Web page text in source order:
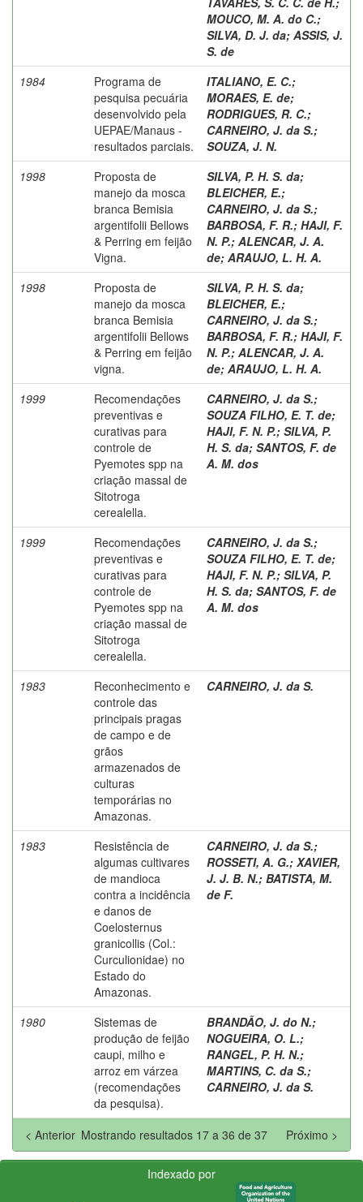
MOUCO, M. A. do C.;
SILVA, D. J. da; ASSIS, J.
S. de
1984
Programa de
pesquisa pecuária
desenvolvido pela
UEPAE/Manaus -
resultados parciais.
ITALIANO, E. C.;
MORAES, E. de;
RODRIGUES, R. C.;
CARNEIRO, J. da S.;
SOUZA, J. N.
1998
Proposta de
manejo da mosca
branca Bemisia
argentifolii Bellows
& Perring em feijão
Vigna.
SILVA, P. H. S. da;
BLEICHER, E.;
CARNEIRO, J. da S.;
BARBOSA, F. R.; HAJI, F.
N. P.; ALENCAR, J. A.
de; ARAUJO, L. H. A.
1998
Proposta de
manejo da mosca
branca Bemisia
argentifolii Bellows
& Perring em feijão
vigna.
SILVA, P. H. S. da;
BLEICHER, E.;
CARNEIRO, J. da S.;
BARBOSA, F. R.; HAJI, F.
N. P.; ALENCAR, J. A.
de; ARAUJO, L. H. A.
1999
Recomendações
preventivas e
curativas para
controle de
Pyemotes spp na
criação massal de
Sitotroga
cerealella.
CARNEIRO, J. da S.;
SOUZA FILHO, E. T. de;
HAJI, F. N. P.; SILVA, P.
H. S. da; SANTOS, F. de
A. M. dos
1999
Recomendações
preventivas e
curativas para
controle de
Pyemotes spp na
criação massal de
Sitotroga
cerealella.
CARNEIRO, J. da S.;
SOUZA FILHO, E. T. de;
HAJI, F. N. P.; SILVA, P.
H. S. da; SANTOS, F. de
A. M. dos
1983
Reconhecimento e
controle das
principais pragas
de campo e de
grãos
armazenados de
culturas
temporárias no
Amazonas.
CARNEIRO, J. da S.
1983
Resistência de
algumas cultivares
de mandioca
contra a incidência
e danos de
Coelosternus
granicollis (Col.:
Curculionidae) no
Estado do
Amazonas.
CARNEIRO, J. da S.;
ROSSETI, A. G.; XAVIER,
J. J. B. N.; BATISTA, M.
de F.
1980
Sistemas de
produção de feijão
caupi, milho e
arroz em várzea
(recomendações
da pesquisa).
BRANDÃO, J. do N.;
NOGUEIRA, O. L.;
RANGEL, P. H. N.;
MARTINS, C. da S.;
CARNEIRO, J. da S.
Mostrando resultados 17 a 36 de 37
< Anterior Próximo >
Indexado por